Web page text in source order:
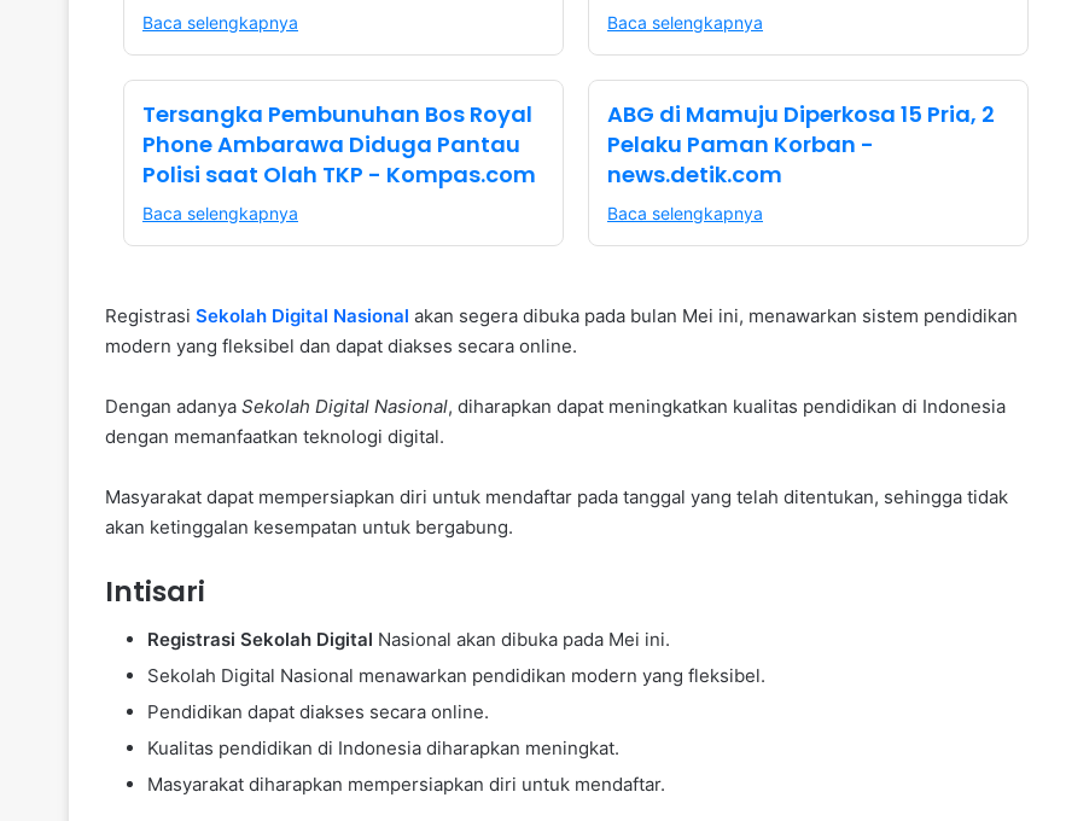
Baca selengkapnya Baca selengkapnya
Tersangka Pembunuhan Bos Royal
Phone Ambarawa Diduga Pantau
Polisi saat Olah TKP - Kompas.com
Baca selengkapnya
ABG di Mamuju Diperkosa 15 Pria, 2
Pelaku Paman Korban -
news.detik.com
Baca selengkapnya
Registrasi Sekolah Digital Nasional akan segera dibuka pada bulan Mei ini, menawarkan sistem pendidikan
modern yang fleksibel dan dapat diakses secara online.
Dengan adanya Sekolah Digital Nasional, diharapkan dapat meningkatkan kualitas pendidikan di Indonesia
dengan memanfaatkan teknologi digital.
Masyarakat dapat mempersiapkan diri untuk mendaftar pada tanggal yang telah ditentukan, sehingga tidak
akan ketinggalan kesempatan untuk bergabung.
Intisari
Registrasi Sekolah Digital Nasional akan dibuka pada Mei ini.
Sekolah Digital Nasional menawarkan pendidikan modern yang fleksibel.
Pendidikan dapat diakses secara online.
Kualitas pendidikan di Indonesia diharapkan meningkat.
Masyarakat diharapkan mempersiapkan diri untuk mendaftar.